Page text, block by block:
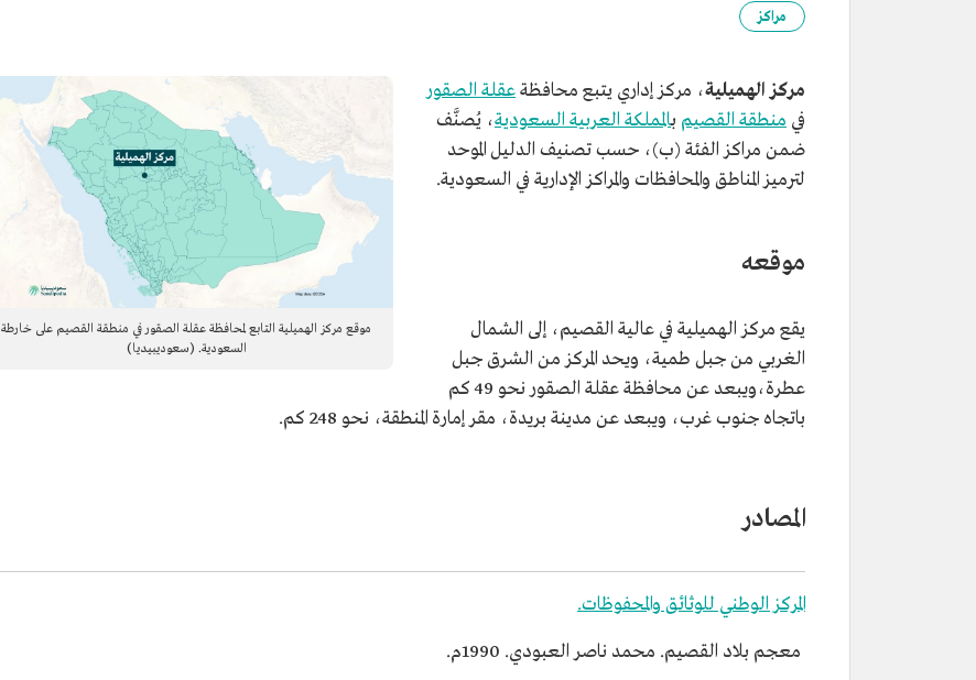
مراكز
موقع مركز الهميلية التابع لمحافظة عقلة الصقور في منطقة القصيم على خارطة
السعودية. (سعوديبيديا)
مركز الهميلية، مركز إداري يتبع محافظةعقلة الصقور
في منطقة القصيم بالمملكة العربية السعودية، يُصنَّف
ضمن مراكز الفئة (ب)، حسب تصنيف الدليل الموحد
لترميز المناطق والمحافظات والمراكز الإدارية في السعودية.
موقعه
يقع مركز الهميلية في عالية القصيم، إلى الشمال
الغربي من جبل طمية، ويحد المركز من الشرق جبل
عطرة،ويبعد عن محافظة عقلة الصقور نحو 49 كم
باتجاه جنوب غرب، ويبعد عن مدينة بريدة، مقر إمارة المنطقة، نحو 248 كم.
المصادر
المركز الوطني للوثائق والمحفوظات.
معجم بلاد القصيم. محمد ناصر العبودي. 1990م.